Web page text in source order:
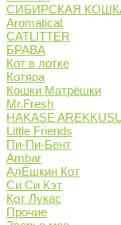
СИБИРСКАЯ
Aromaticat
CATLITTER
БРАВА
Кот в лотке
Котяра
Кошки Матрёшки
Mr.Fresh
HAKASE
Little Friends
Пи-Пи-Бент
Ambar
АлЁшкин Кот
Си Си Кэт
Кот Лукас
Прочие